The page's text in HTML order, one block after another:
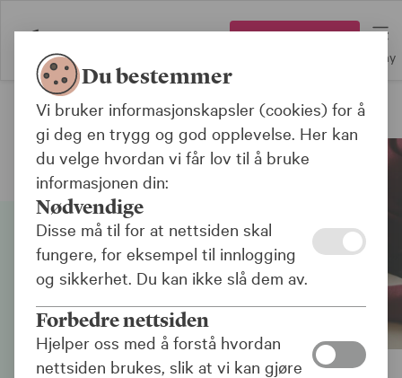
Meny
Pensjon
Du bestemmer
Vi bruker informasjonskapsler (cookies) for å
gi deg en trygg og god opplevelse. Her kan
du velge hvordan vi får lov til å bruke
informasjonen din:
Nødvendige
Disse må til for at nettsiden skal
fungere, for eksempel til innlogging
og sikkerhet. Du kan ikke slå dem av.
Forbedre nettsiden
Hjelper oss med å forstå hvordan
nettsiden brukes, slik at vi kan gjøre